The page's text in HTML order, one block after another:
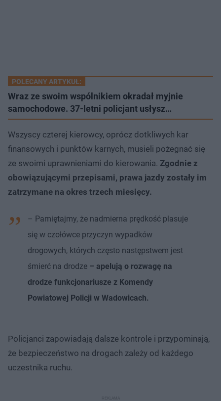
POLECANY ARTYKUŁ:
Wraz ze swoim wspólnikiem okradał myjnie
samochodowe. 37-letni policjant usłysz…
Wszyscy czterej kierowcy, oprócz dotkliwych kar
finansowych i punktów karnych, musieli pożegnać się
ze swoimi uprawnieniami do kierowania. Zgodnie z
obowiązującymi przepisami, prawa jazdy zostały im
zatrzymane na okres trzech miesięcy.
– Pamiętajmy, że nadmierna prędkość plasuje
się w czołówce przyczyn wypadków
drogowych, których często następstwem jest
śmierć na drodze – apelują o rozwagę na
drodze funkcjonariusze z Komendy
Powiatowej Policji w Wadowicach.
Policjanci zapowiadają dalsze kontrole i przypominają,
że bezpieczeństwo na drogach zależy od każdego
uczestnika ruchu.